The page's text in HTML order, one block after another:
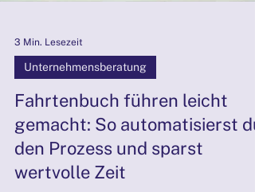
3 Min. Lesezeit
Unternehmensberatung